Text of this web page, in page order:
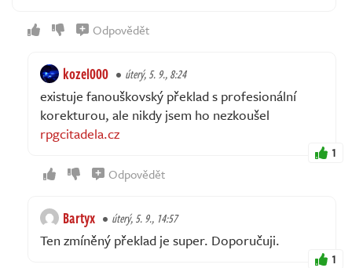
Odpovědět
kozel000 úterý, 5. 9., 8:24
existuje fanouškovský překlad s profesionální
korekturou, ale nikdy jsem ho nezkoušel
rpgcitadela.cz
1
Odpovědět
Bartyx úterý, 5. 9., 14:57
Ten zmíněný překlad je super. Doporučuji.
1